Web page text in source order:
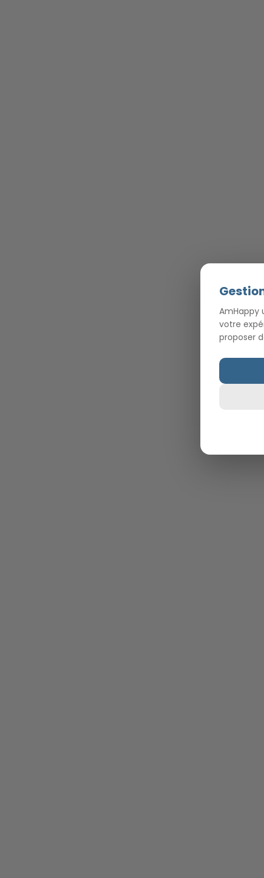
AmHappy
votre
proposer